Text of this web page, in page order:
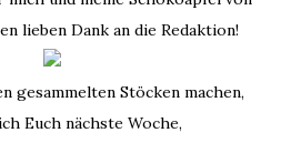
lieben Dank an die Redaktion!
gesammelten Stöcken machen,
Euch nächste Woche,